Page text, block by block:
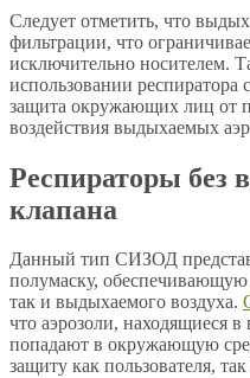
Следует отметить, что
фильтрации, что
исключительно носителем.
использовании респиратора
защита окружающих лиц от
воздействия выдыхаемых
Респираторы без
клапана
Данный тип СИЗОД
полумаску,
так и выдыхаемого воздуха.
что аэрозоли, находящиеся
попадают в окружающую
защиту как пользователя,